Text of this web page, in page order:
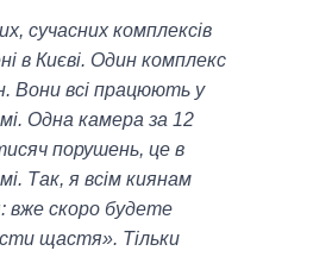
сучасних комплексів
в Києві. Один комплекс
Вони всі працюють у
Одна камера за 12
порушень, це в
Так, я всім киянам
вже скоро будете
щастя». Тільки